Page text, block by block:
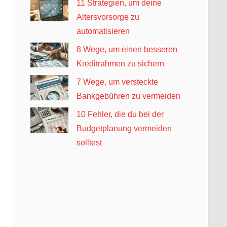
11 Strategien, um deine
Altersvorsorge zu
automatisieren
8 Wege, um einen besseren
Kreditrahmen zu sichern
7 Wege, um versteckte
Bankgebühren zu vermeiden
10 Fehler, die du bei der
Budgetplanung vermeiden
solltest